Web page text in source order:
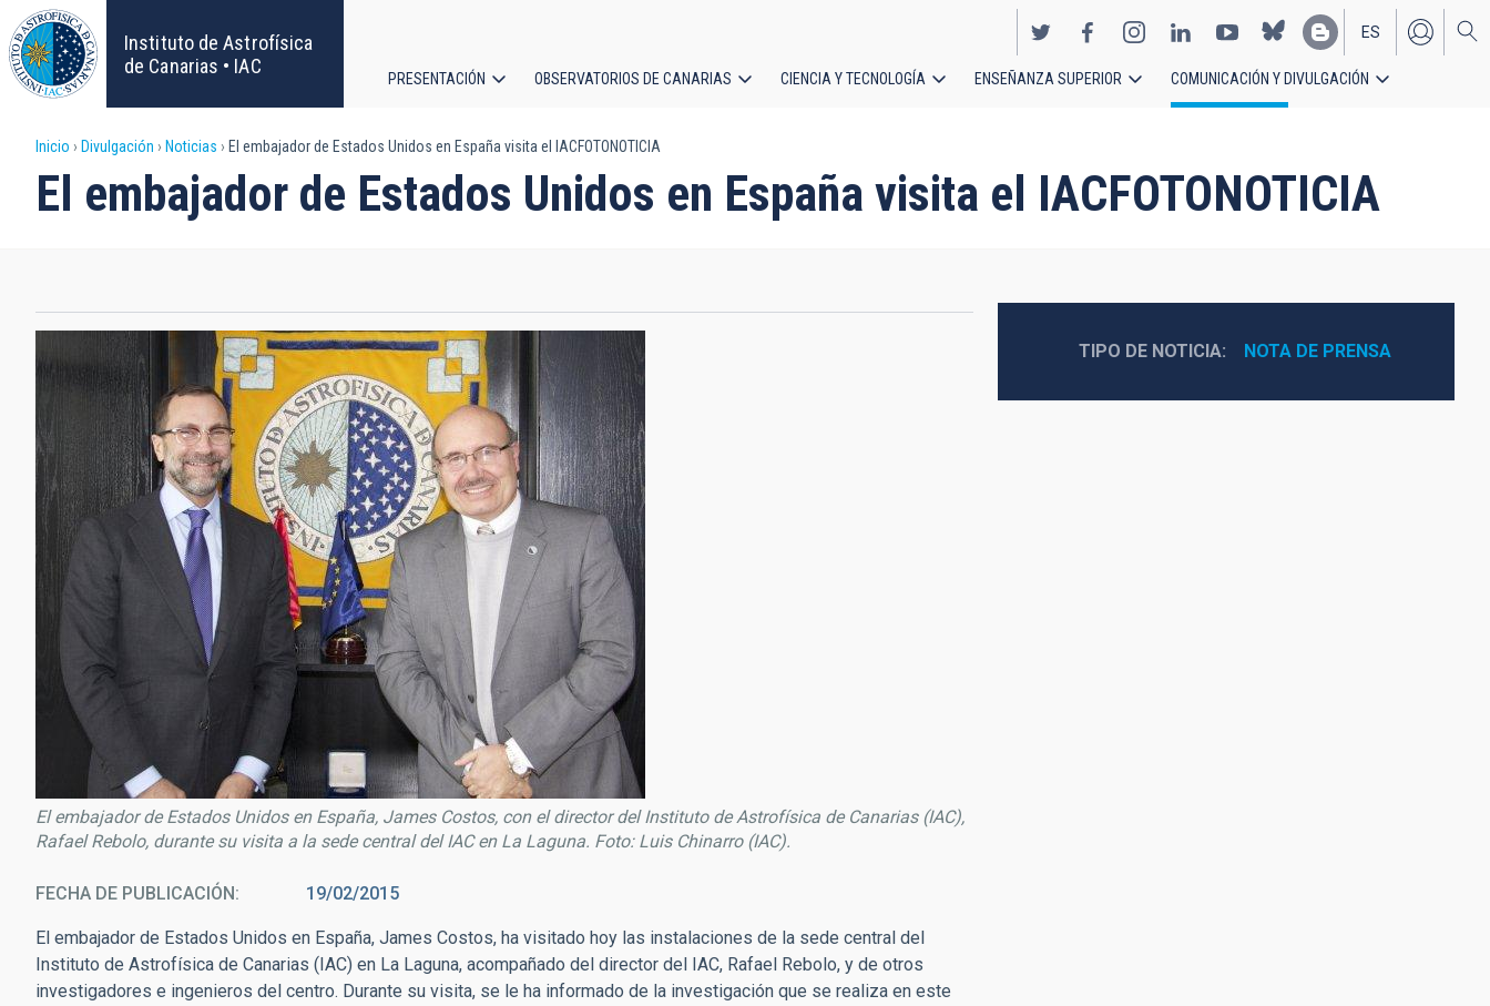
Pasar
al
contenido
principal
Instituto de Astrofísica
de Canarias • IAC
EN
ES
principal
PRESENTACIÓN OBSERVATORIOS DE CANARIAS CIENCIA Y TECNOLOGÍA ENSEÑANZA SUPERIOR COMUNICACIÓN Y DIVULGACIÓN
Sobrescribir
enlaces
ayuda
a
la
navegación
Inicio Divulgación Noticias El embajador de Estados Unidos en España visita el IACFOTONOTICIA
El embajador de Estados Unidos en España visita el IACFOTONOTICIA
El embajador de Estados Unidos en España, James Costos, con el director del Instituto de Astrofísica de Canarias (IAC),
Rafael Rebolo, durante su visita a la sede central del IAC en La Laguna. Foto: Luis Chinarro (IAC).
FECHA DE PUBLICACIÓN 19/02/2015
El embajador de Estados Unidos en España, James Costos, ha visitado hoy las instalaciones de la sede central del
Instituto de Astrofísica de Canarias (IAC) en La Laguna, acompañado del director del IAC, Rafael Rebolo, y de otros
investigadores e ingenieros del centro. Durante su visita, se le ha informado de la investigación que se realiza en este
TIPO DE NOTICIA NOTA DE PRENSA